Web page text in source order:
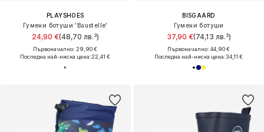
PLAYSHOES
Гумени ботуши 'Baustelle'
24,90 €(48,70 лв.³)
Първоначално: 29,90 €
Последна най-ниска цена:22,41 €
BISGAARD
Гумени ботуши
37,90 €(74,13 лв.³)
Първоначално: 44,90 €
Последна най-ниска цена:34,11 €